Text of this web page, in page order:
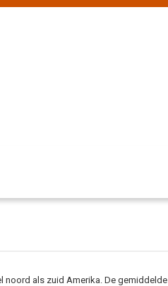
noord als zuid Amerika. De gemiddelde